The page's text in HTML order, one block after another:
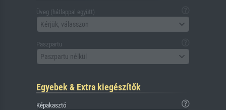
Üveg (hátlappal együtt)
Kérjük, válasszon
Paszpartu
Paszpartu nélkül
Egyebek & Extra kiegészítők
Képakasztó